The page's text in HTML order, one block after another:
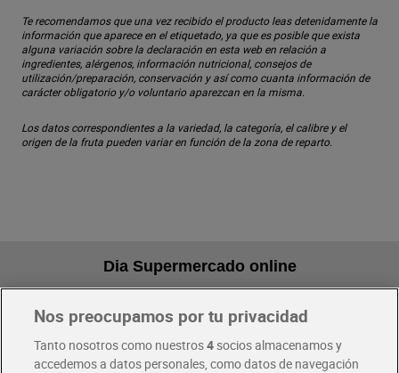
Te recomendamos que una vez recibido el producto leas detenidamente la
información que aparece en el etiquetado, ya que es posible que exista
alguna variación sobre la declaración en esta web en relación a
ingredientes, alérgenos, información nutricional, consejos de
utilización/preparación, conservación y así como cuanta información de
carácter obligatorio y/o voluntario aparezcan en la misma.
Los datos correspondientes a la variedad, la categoría, el calibre y el
origen de la fruta pueden variar en función de la zona de reparto.
Dia Supermercado online
Pide hoy, recibe hoy
Nos preocupamos por tu privacidad
Tanto nosotros como nuestros4socios almacenamos y
accedemos a datos personales, como datos de navegación